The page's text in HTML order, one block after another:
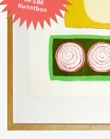
Kunstbon